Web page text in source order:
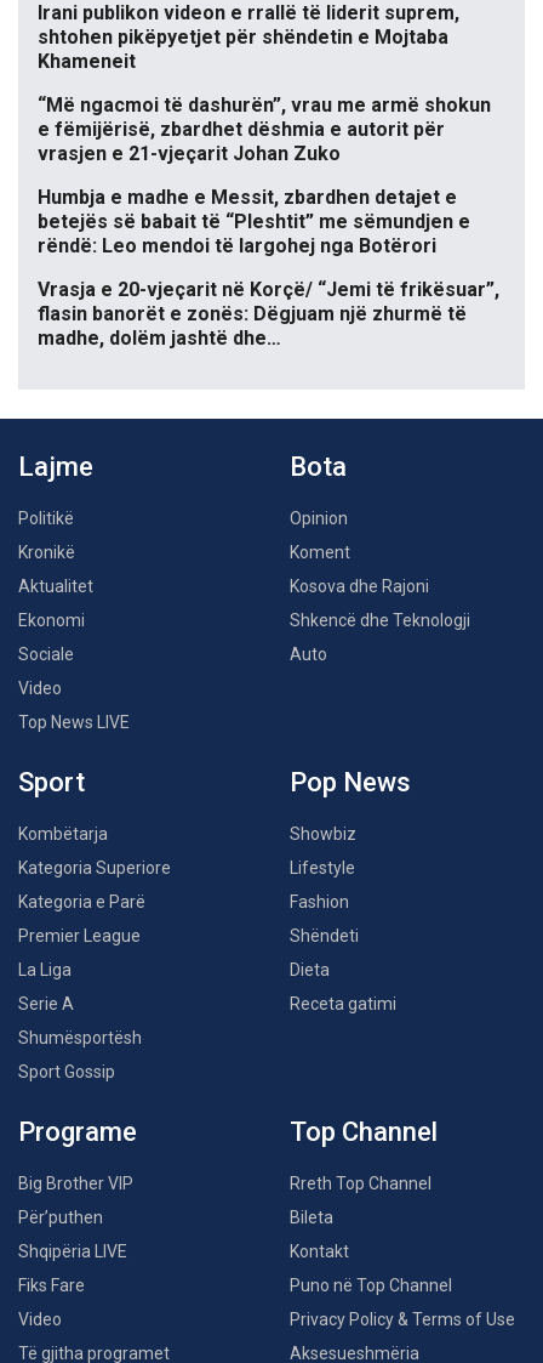
Irani publikon videon e rrallë të liderit suprem,
shtohen pikëpyetjet për shëndetin e Mojtaba
Khameneit
“Më ngacmoi të dashurën”, vrau me armë shokun
e fëmijërisë, zbardhet dëshmia e autorit për
vrasjen e 21-vjeçarit Johan Zuko
Humbja e madhe e Messit, zbardhen detajet e
betejës së babait të “Pleshtit” me sëmundjen e
rëndë: Leo mendoi të largohej nga Botërori
Vrasja e 20-vjeçarit në Korçë/ “Jemi të frikësuar”,
flasin banorët e zonës: Dëgjuam një zhurmë të
madhe, dolëm jashtë dhe…
Lajme
Politikë
Kronikë
Aktualitet
Ekonomi
Sociale
Video
Top News LIVE
Bota
Opinion
Koment
Kosova dhe Rajoni
Shkencë dhe Teknologji
Auto
Sport
Kombëtarja
Kategoria Superiore
Kategoria e Parë
Premier League
La Liga
Serie A
Shumësportësh
Sport Gossip
Pop News
Showbiz
Lifestyle
Fashion
Shëndeti
Dieta
Receta gatimi
Programe
Big Brother VIP
Për’puthen
Shqipëria LIVE
Fiks Fare
Video
Të gjitha programet
Top Channel
Rreth Top Channel
Bileta
Kontakt
Puno në Top Channel
Privacy Policy & Terms of Use
Aksesueshmëria